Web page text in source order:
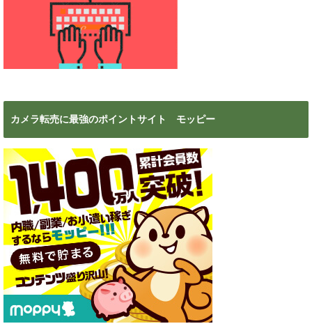
カメラ転売に最強のポイントサイト モッピー